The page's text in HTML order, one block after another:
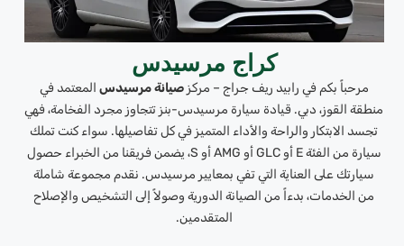
كراج مرسيدس
مرحباً بكم في رابيد ريف جراج – مركزصيانة مرسيدس المعتمد في
منطقة القوز، دبي. قيادة سيارة مرسيدس-بنز تتجاوز مجرد الفخامة، فهي
تجسد الابتكار والراحة والأداء المتميز في كل تفاصيلها. سواء كنت تملك
سيارة من الفئة E أو GLC أو AMG أو S، يضمن فريقنا من الخبراء حصول
سيارتك على العناية التي تفي بمعايير مرسيدس. نقدم مجموعة شاملة
من الخدمات، بدءاً من الصيانة الدورية وصولاً إلى التشخيص والإصلاح
المتقدمين.